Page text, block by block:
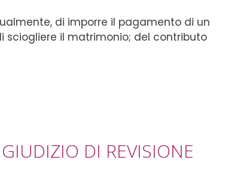
di imporre il pagamento di un
sciogliere il matrimonio; del contributo
DI REVISIONE